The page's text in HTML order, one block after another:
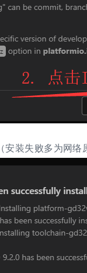
安装失败多为网